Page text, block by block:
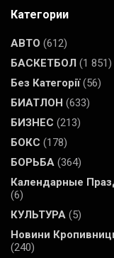
Категории
АВТО (612)
БАСКЕТБОЛ (1 851)
Без Категорії(56)
БИАТЛОН (633)
БИЗНЕС (213)
БОКС (178)
БОРЬБА (364)
Календарные
(6)
КУЛЬТУРА (5)
Новини
(240)